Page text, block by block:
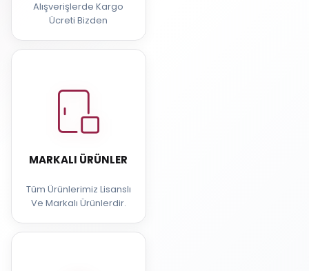
Alışverişlerde Kargo
Ücreti Bizden
MARKALI ÜRÜNLER
Tüm Ürünlerimiz Lisanslı
Ve Markalı Ürünlerdir.